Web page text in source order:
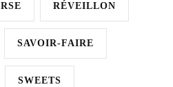
RSE RÉVEILLON
SAVOIR-FAIRE
SWEETS